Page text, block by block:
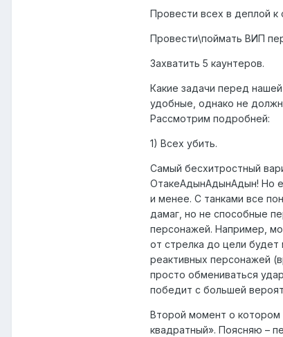
Провести всех в деплой к
Провести\поймать ВИП
Захватить 5 каунтеров.
Какие задачи перед
удобные, однако не
Рассмотрим подробней:
1) Всех убить.
Самый бесхитростный
ОтакеАдынАдынАдын! Но
и менее. С танками все
дамаг, но не способные
персонажей. Например,
от стрелка до цели
реактивных персонажей
просто обмениваться
победит с большей
Второй момент о котором
квадратный». Поясняю –